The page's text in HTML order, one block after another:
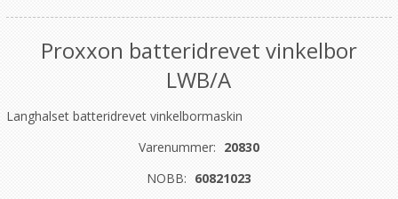
Proxxon batteridrevet vinkelbor
LWB/A
Langhalset batteridrevet vinkelbormaskin
Varenummer: 20830
NOBB: 60821023